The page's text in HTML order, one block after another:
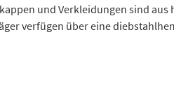
und Verkleidungen sind
verfügen über eine